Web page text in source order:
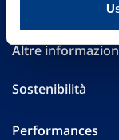
Investor
Altre
Sostenibilità
Performances